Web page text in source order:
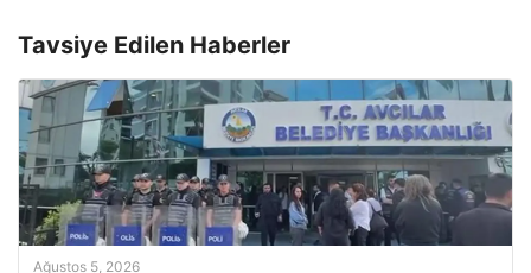
Tavsiye Edilen Haberler
Ağustos 5, 2026